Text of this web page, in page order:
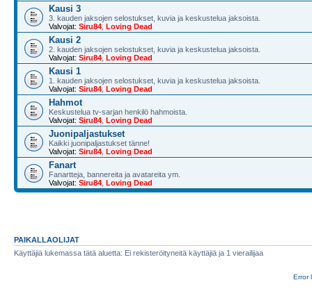
Kausi 3
3. kauden jaksojen selostukset, kuvia ja keskustelua jaksoista.
Valvojat: Siru84 Loving Dead
Kausi 2
2. kauden jaksojen selostukset, kuvia ja keskustelua jaksoista.
Valvojat: Siru84 Loving Dead
Kausi 1
1. kauden jaksojen selostukset, kuvia ja keskustelua jaksoista.
Valvojat: Siru84 Loving Dead
Hahmot
Keskustelua tv-sarjan henkilö hahmoista.
Valvojat: Siru84 Loving Dead
Juonipaljastukset
Kaikki juonipaljastukset tänne!
Valvojat: Siru84 Loving Dead
Fanart
Fanartteja, bannereita ja avatareita ym.
Valvojat: Siru84 Loving Dead
PAIKALLAOLIJAT
Käyttäjiä lukemassa tätä aluetta: Ei rekisteröityneitä käyttäjiä ja 1 vierailijaa
Error